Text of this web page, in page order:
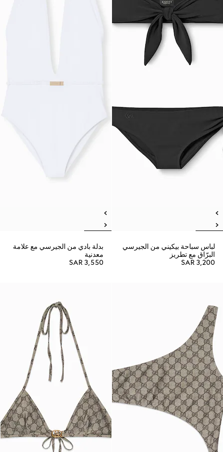
لباس سباحة بيكيني من الجيرسي
البرّاق مع تطريز
SAR 3,200
بدلة بادي من الجيرسي مع علامة
معدنية
SAR 3,550